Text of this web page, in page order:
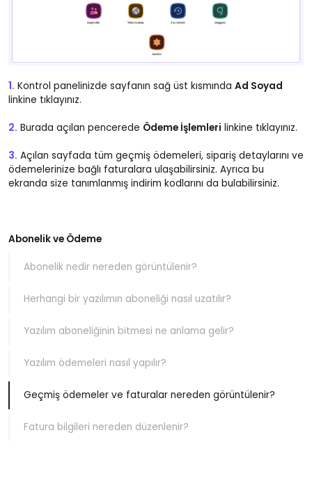
1. Kontrol panelinizde sayfanın sağ üst kısmında Ad Soyad
linkine tıklayınız.
2. Burada açılan pencerede Ödeme İşlemleri linkine tıklayınız.
3. Açılan sayfada tüm geçmiş ödemeleri, sipariş detaylarını ve
ödemelerinize bağlı faturalara ulaşabilirsiniz. Ayrıca bu
ekranda size tanımlanmış indirim kodlarını da bulabilirsiniz.
Abonelik ve Ödeme
Abonelik nedir nereden görüntülenir?
Herhangi bir yazılımın aboneliği nasıl uzatılır?
Yazılım aboneliğinin bitmesi ne anlama gelir?
Yazılım ödemeleri nasıl yapılır?
Geçmiş ödemeler ve faturalar nereden görüntülenir?
Fatura bilgileri nereden düzenlenir?